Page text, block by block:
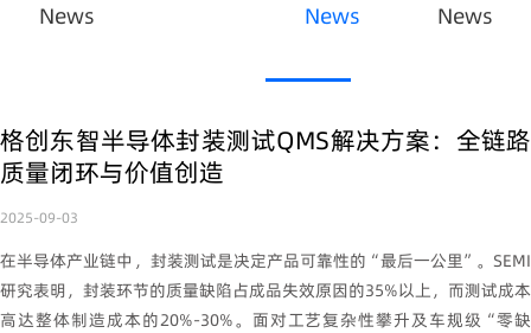
News
News
News
格创东智半导体封装测试QMS解决方案：全链路
质量闭环与价值创造
2025-09-03
在半导体产业链中，封装测试是决定产品可靠性的 “最后一公里” 。SEMI
研究表明，封装环节的质量缺陷占成品失效原因的35%以上，而测试成本
高达整体制造成本的20%-30%。面对工艺复杂性攀升及车规级 “零缺